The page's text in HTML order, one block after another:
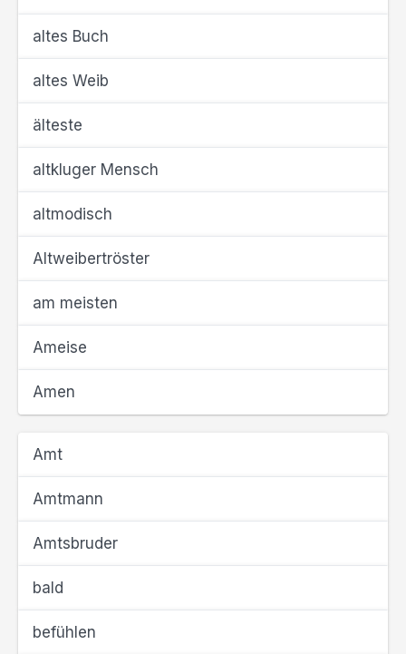
altes Buch
altes Weib
älteste
altkluger Mensch
altmodisch
Altweibertröster
am meisten
Ameise
Amen
Amt
Amtmann
Amtsbruder
bald
befühlen